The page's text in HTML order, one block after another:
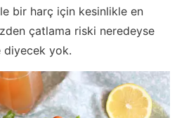
bir harç için kesinlikle en
çatlama riski neredeyse
diyecek yok.